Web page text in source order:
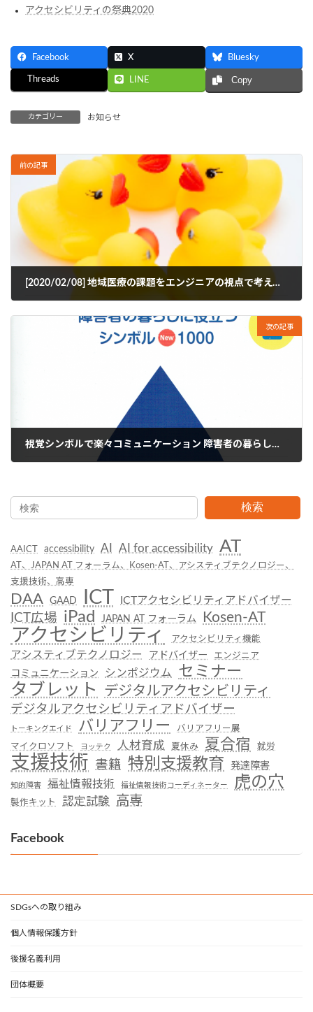
アクセシビリティの祭典2020
Facebook X Bluesky
Threads LINE Copy
カテゴリー お知らせ
前の記事
[2020/02/08] 地域医療の課題をエンジニアの視点で考えてみませんか？ -エンジニアｘ開業医-
次の記事
視覚シンボルで楽々コミュニケーション 障害者の暮らしに役立つシンボル 2
検索
AAICT accessibility AI AI for accessibility AT
AT、JAPAN AT フォーラム、Kosen-AT、アシスティブテクノロジー、
支援技術、高専
DAA GAAD ICT ICTアクセシビリティアドバイザー
ICT広場 iPad JAPAN AT フォーラム Kosen-AT
アクセシビリティ アクセシビリティ機能
アシスティブテクノロジー アドバイザー エンジニア
コミュニケーション シンポジウム セミナー
タブレット デジタルアクセシビリティ
デジタルアクセシビリティアドバイザー
トーキングエイド バリアフリー バリアフリー展
マイクロソフト ヨッテク 人材育成 夏休み 夏合宿 就労
支援技術 書籍 特別支援教育 発達障害
知的障害 福祉情報技術 福祉情報技術コーディネーター 虎の穴
製作キット 認定試験 高専
Facebook
SDGsへの取り組み
個人情報保護方針
後援名義利用
団体概要